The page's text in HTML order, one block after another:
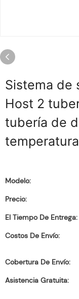
Sistema de
Host 2
tubería de
temperatura
Modelo:
Precio:
El Tiempo De Entrega:
Costos De Envío:
Cobertura De Envío:
Asistencia Gratuita: